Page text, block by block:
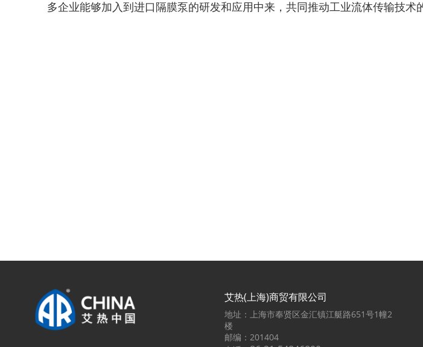
多企业能够加入到进口隔膜泵的研发和应用中来，共同推动工业流体传输技术
艾热(上海)商贸有限公司
地址：上海市奉贤区金汇镇江艇路651号1幢2
楼
邮编：201404